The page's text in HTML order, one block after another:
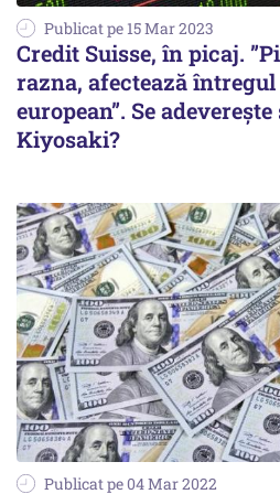
Publicat pe 15 Mar 2023
Credit Suisse, în picaj.
razna, afectează
european”. Se
Kiyosaki?
Publicat pe 04 Mar 2022